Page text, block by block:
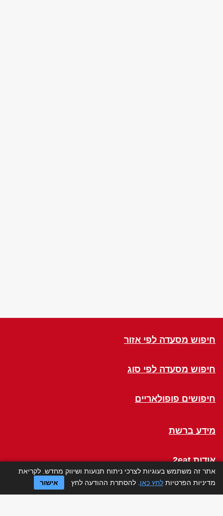
חיפוש מסעדה לפי אזור
חיפוש מסעדה לפי סוג
חיפושים פופולאריים
מידע ברשת
אודות 2eat
Click a Table
אתר זה משתמש בעוגיות לצרכי ניתוח תנועות ושיווק מחדש. לקריאת
מדיניות הפרטיות לחץ כאן . להסתרת ההודעה לחץ אישור